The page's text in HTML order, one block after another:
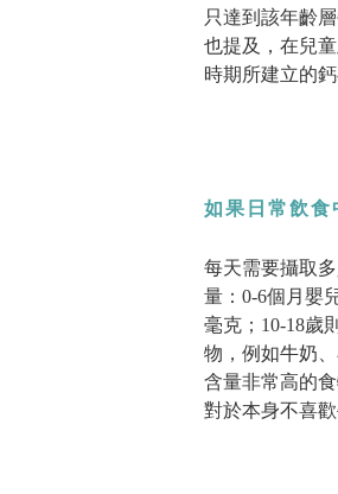
只達到該年齡
也提及，在兒
時期所建立的
如果日常飲食
每天需要攝取
量：0-6個月嬰
毫克；10-18歲
物，例如牛奶
含量非常高的
對於本身不喜